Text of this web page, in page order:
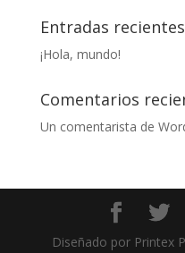
Entradas recientes
¡Hola, mundo!
Comentarios
Un comentarista de
Diseñado por Printex